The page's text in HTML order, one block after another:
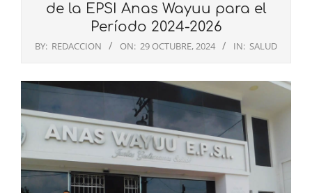
de la EPSI Anas Wayuu para el
Período 2024-2026
BY: REDACCION ON: 29 OCTUBRE, 2024 IN: SALUD